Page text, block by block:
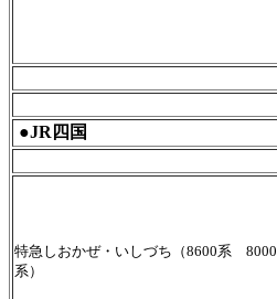
●JR四国
特急しおかぜ・いしづち（8600系 8000
系）